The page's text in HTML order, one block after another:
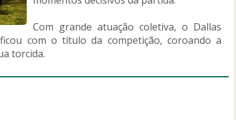
Com grande atuação coletiva, o Dallas
com o título da competição, coroando a
torcida.